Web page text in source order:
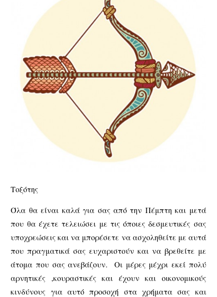
Τοξότης
Όλα θα είναι καλά για σας από την Πέμπτη και μετά
που θα έχετε τελειώσει με τις όποιες δεσμευτικές σας
υποχρεώσεις και να μπορέσετε να ασχοληθείτε με αυτά
που πραγματικά σας ευχαριστούν και να βρεθείτε με
άτομα που σας ανεβάζουν. Οι μέρες μέχρι εκεί πολύ
αρνητικές ,κουραστικές και έχουν και οικονομικούς
κινδύνους για αυτό προσοχή στα χρήματα σας και